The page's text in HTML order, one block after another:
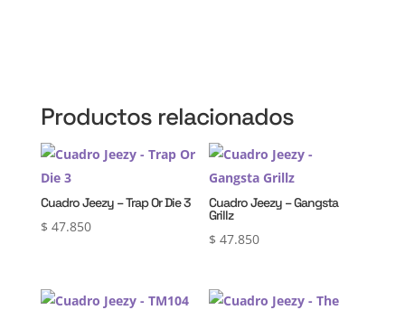
Productos relacionados
Cuadro Jeezy – Trap Or Die 3
$ 47.850
Cuadro Jeezy – Gangsta
Grillz
$ 47.850